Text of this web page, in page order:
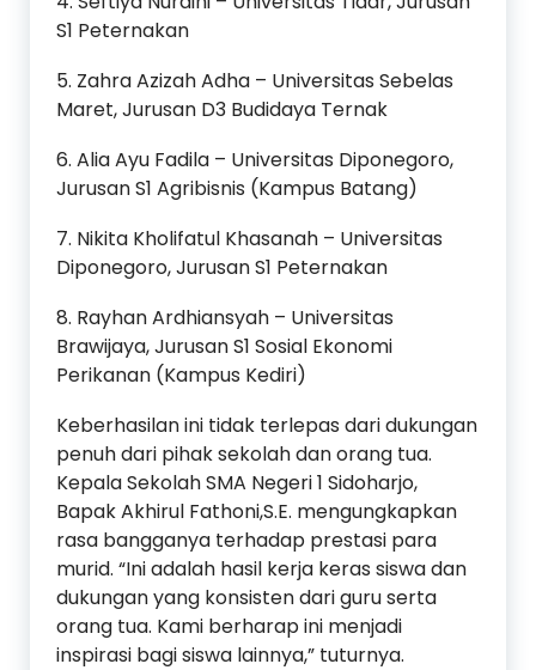
S1 Peternakan
5. Zahra Azizah Adha – Universitas Sebelas
Maret, Jurusan D3 Budidaya Ternak
6. Alia Ayu Fadila – Universitas Diponegoro,
Jurusan S1 Agribisnis (Kampus Batang)
7. Nikita Kholifatul Khasanah – Universitas
Diponegoro, Jurusan S1 Peternakan
8. Rayhan Ardhiansyah – Universitas
Brawijaya, Jurusan S1 Sosial Ekonomi
Perikanan (Kampus Kediri)
Keberhasilan ini tidak terlepas dari dukungan
penuh dari pihak sekolah dan orang tua.
Kepala Sekolah SMA Negeri 1 Sidoharjo,
Bapak Akhirul Fathoni,S.E. mengungkapkan
rasa bangganya terhadap prestasi para
murid. “Ini adalah hasil kerja keras siswa dan
dukungan yang konsisten dari guru serta
orang tua. Kami berharap ini menjadi
inspirasi bagi siswa lainnya,” tuturnya.